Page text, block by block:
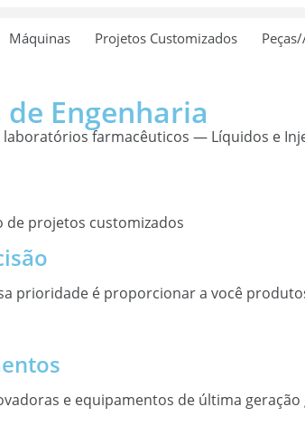
Máquinas Projetos Customizados
Engenharia
farmacêuticos — Líquidos e
de projetos customizados
prioridade é proporcionar a você
e equipamentos de última